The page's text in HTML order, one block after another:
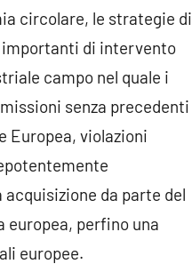
circolare, le strategie di
importanti di intervento
campo nel quale i
senza precedenti
Europea, violazioni
acquisizione da parte del
europea, perfino una
europee.